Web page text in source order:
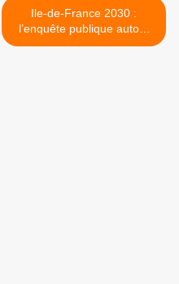
Ile-de-France 2030 :
l’enquête publique autour
du SDRIF prolongée